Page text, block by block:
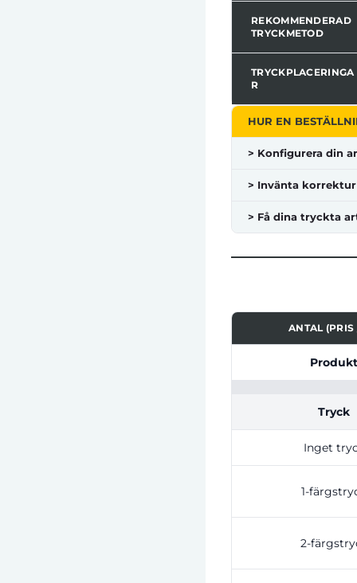
REKOMMENDERAD
TRYCKMETOD
TRYCKPLACERINGA
R
HUR EN
> Konfigurera din
> Invänta korrektur
> Få dina tryckta
ANTAL (PRIS
Produkt
Tryck
Inget
1-
2-